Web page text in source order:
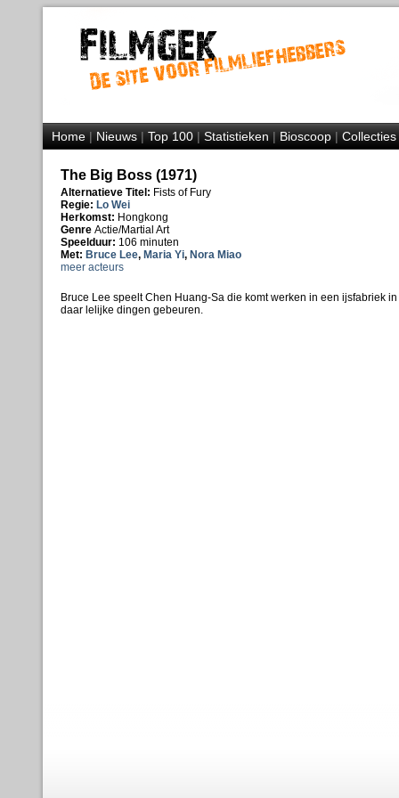
Home|Nieuws|Top 100|Statistieken|Bioscoop|Collecties
The Big Boss (1971)
Alternatieve Titel: Fists of Fury
Regie: Lo Wei
Herkomst: Hongkong
Genre Actie/Martial Art
Speelduur: 106 minuten
Met: Bruce Lee, Maria Yi, Nora Miao
meer acteurs
Bruce Lee speelt Chen Huang-Sa die komt werken in een ijsfabriek
daar lelijke dingen gebeuren.